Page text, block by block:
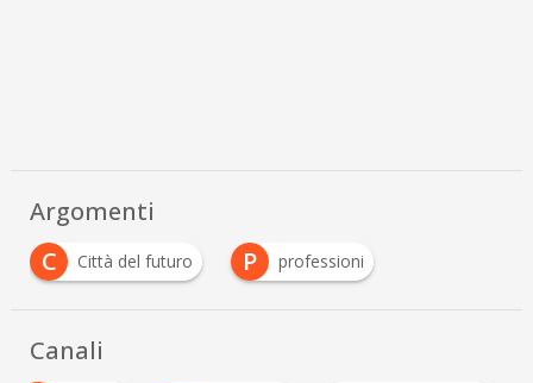
Argomenti
C
Città del futuro P professioni
Canali